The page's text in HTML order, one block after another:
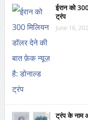
ईरान को
ट्रंप
June 16,
ट्रंप के नाम